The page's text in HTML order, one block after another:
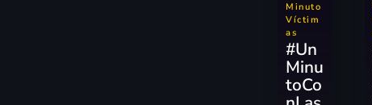
Minuto
Víctim
as
#Un
Minu
toCo